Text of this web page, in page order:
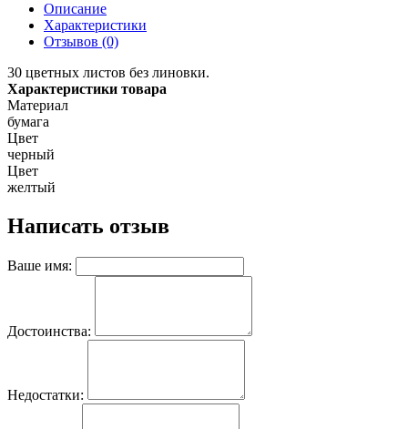
Описание
Характеристики
Отзывов (0)
30 цветных листов без линовки.
Характеристики товара
Материал
бумага
Цвет
черный
Цвет
желтый
Написать отзыв
Ваше имя:
Достоинства:
Недостатки: